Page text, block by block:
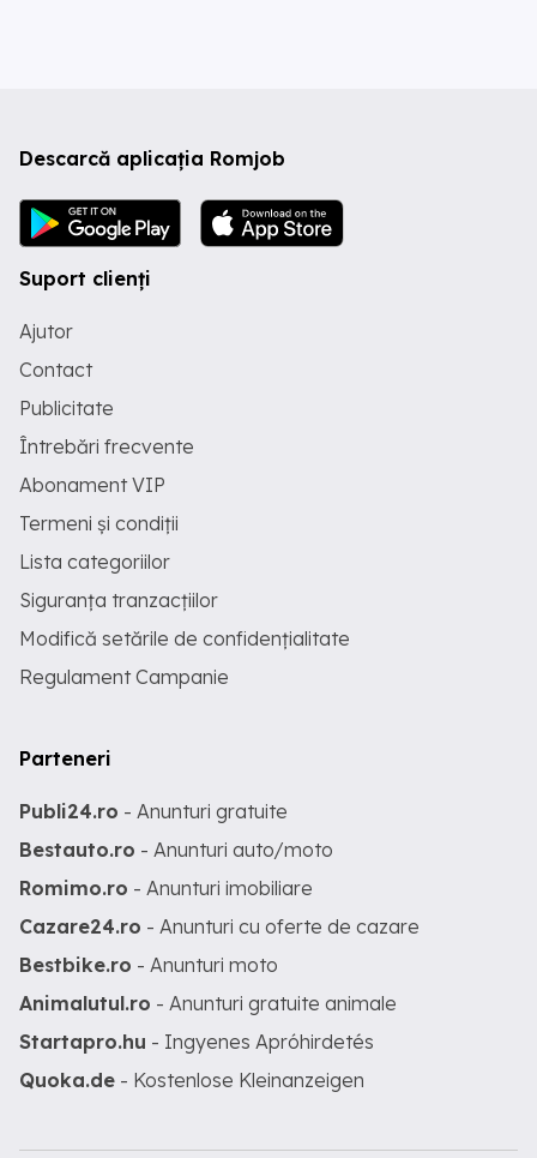
Descarcă aplicația Romjob
Suport clienți
Ajutor
Contact
Publicitate
Întrebări frecvente
Abonament VIP
Termeni și condiții
Lista categoriilor
Siguranța tranzacțiilor
Modifică setările de confidențialitate
Regulament Campanie
Parteneri
Publi24.ro - Anunturi gratuite
Bestauto.ro - Anunturi auto/moto
Romimo.ro - Anunturi imobiliare
Cazare24.ro - Anunturi cu oferte de cazare
Bestbike.ro - Anunturi moto
Animalutul.ro - Anunturi gratuite animale
Startapro.hu - Ingyenes Apróhirdetés
Quoka.de - Kostenlose Kleinanzeigen